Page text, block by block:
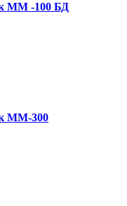
MM -100 БД
MM-300